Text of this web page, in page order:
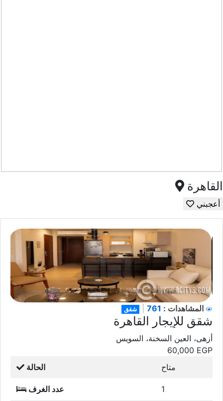
القاهرة
أعجبني
شقق المشاهدات :
شقق للإيجار القاهرة
أزهى، العين السخنة، السويس
60,000 EGP
الحالة
متاح
عدد الغرف 1